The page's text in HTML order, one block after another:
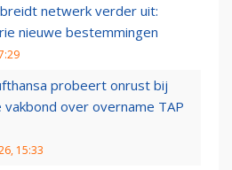
breidt netwerk verder uit:
nieuwe bestemmingen
probeert onrust bij
over overname TAP
15:33